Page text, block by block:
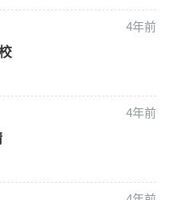
4年前
4年前